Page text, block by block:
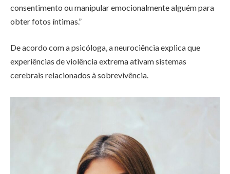
consentimento ou manipular emocionalmente alguém para
obter fotos íntimas.”
De acordo com a psicóloga, a neurociência explica que
experiências de violência extrema ativam sistemas
cerebrais relacionados à sobrevivência.